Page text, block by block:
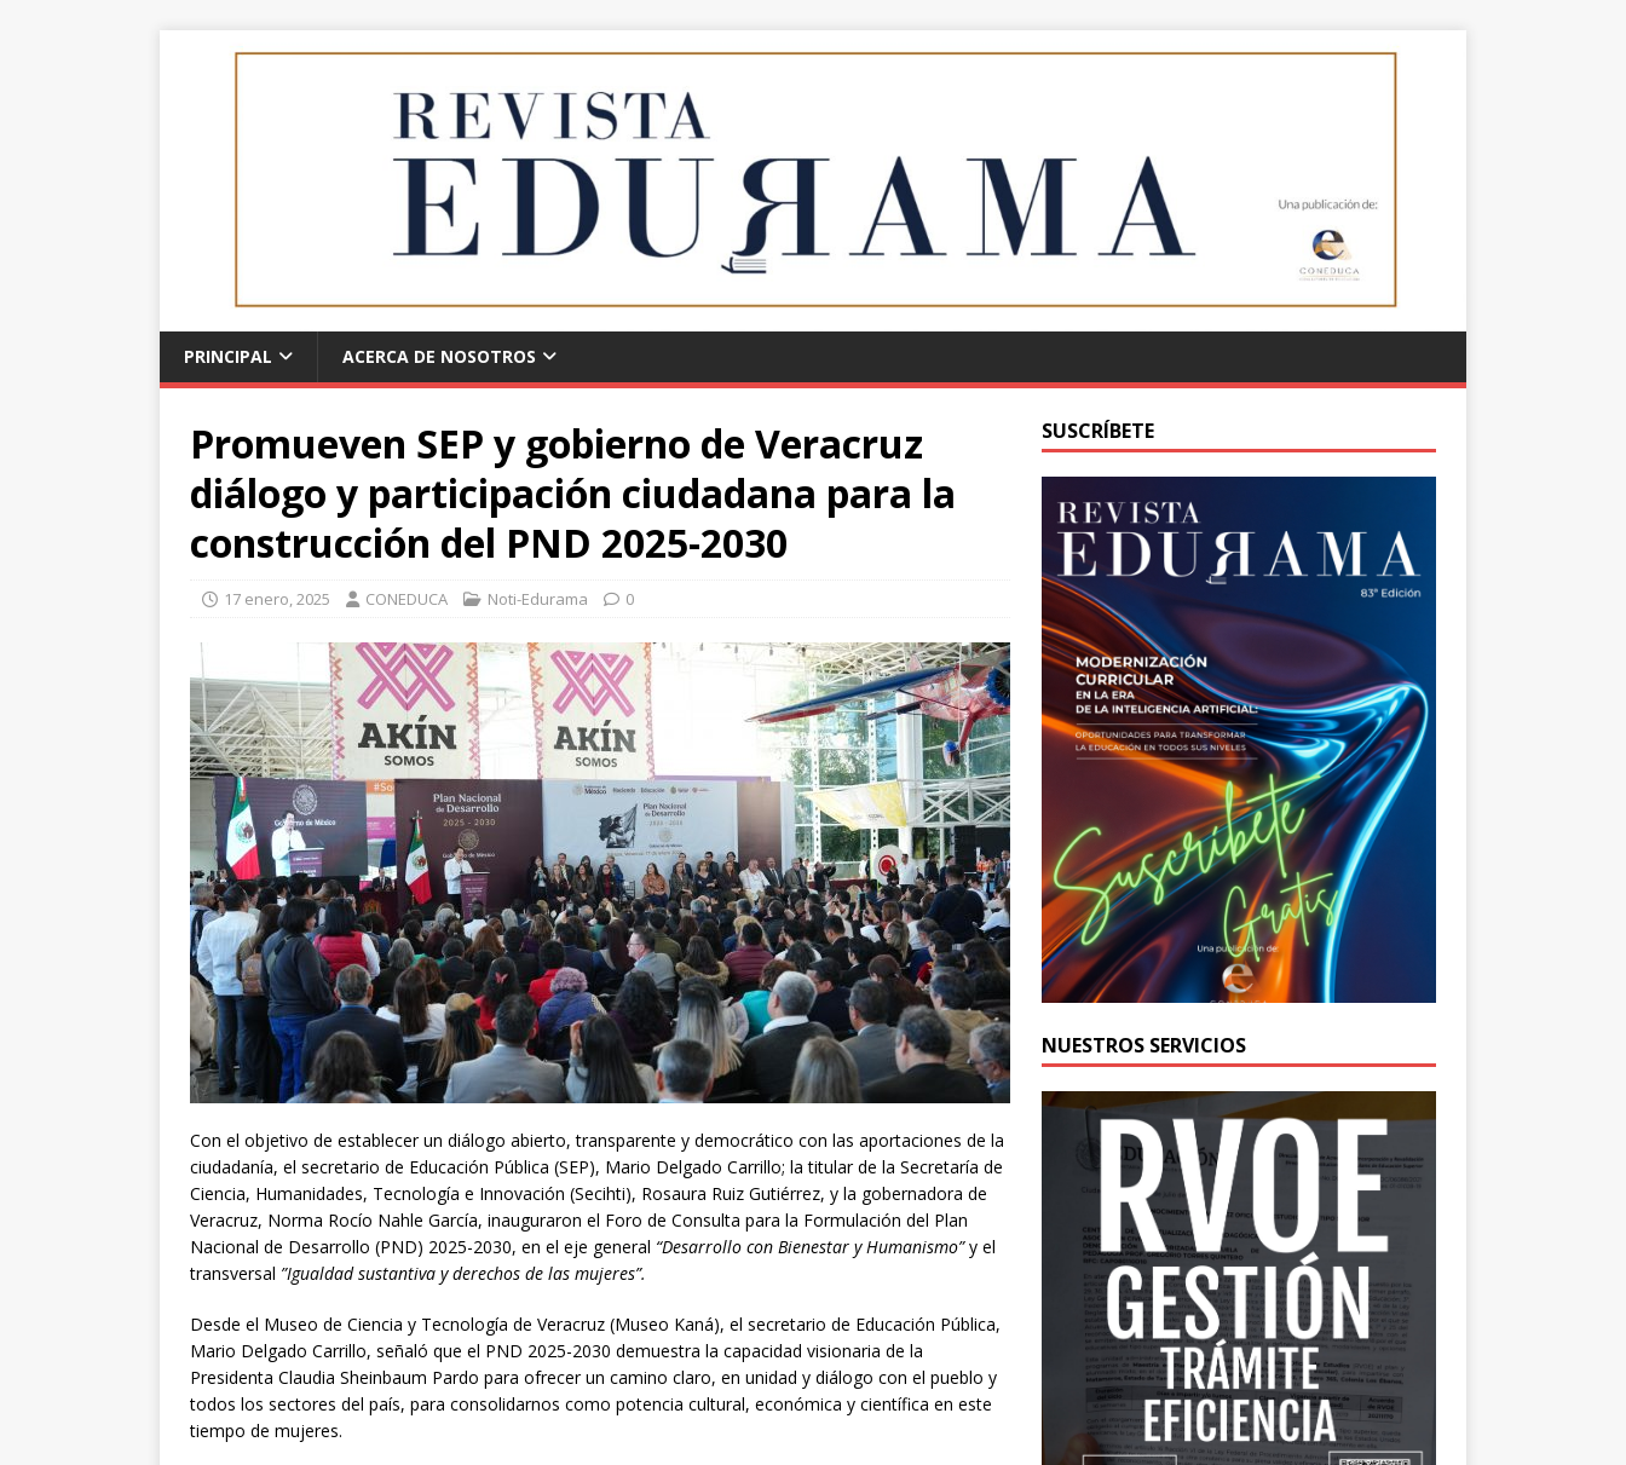
PRINCIPAL ACERCA DE NOSOTROS
Promueven SEP y gobierno de Veracruz
diálogo y participación ciudadana para la
construcción del PND 2025-2030
17 enero, 2025 CONEDUCA Noti-Edurama 0
Con el objetivo de establecer un diálogo abierto, transparente y democrático con las aportaciones de la
ciudadanía, el secretario de Educación Pública (SEP), Mario Delgado Carrillo; la titular de la Secretaría de
Ciencia, Humanidades, Tecnología e Innovación (Secihti), Rosaura Ruiz Gutiérrez, y la gobernadora de
Veracruz, Norma Rocío Nahle García, inauguraron el Foro de Consulta para la Formulación del Plan
Nacional de Desarrollo (PND) 2025-2030, en el eje general “Desarrollo con Bienestar y Humanismo”y el
transversal ”Igualdad sustantiva y derechos de las mujeres”.
Desde el Museo de Ciencia y Tecnología de Veracruz (Museo Kaná), el secretario de Educación Pública,
Mario Delgado Carrillo, señaló que el PND 2025-2030 demuestra la capacidad visionaria de la
Presidenta Claudia Sheinbaum Pardo para ofrecer un camino claro, en unidad y diálogo con el pueblo y
todos los sectores del país, para consolidarnos como potencia cultural, económica y científica en este
tiempo de mujeres.
SUSCRÍBETE
NUESTROS SERVICIOS